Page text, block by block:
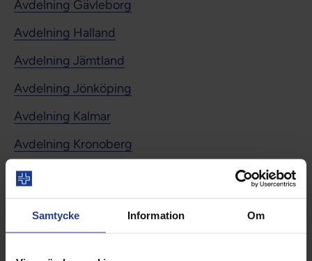
Samtycke Information Om
Avdelning Gävleborg
Avdelning Halland
Avdelning Jämtland
Avdelning Jönköping
Avdelning Kalmar
Avdelning Kronoberg
Avdelning Norrbotten
Avdelning Stockholm